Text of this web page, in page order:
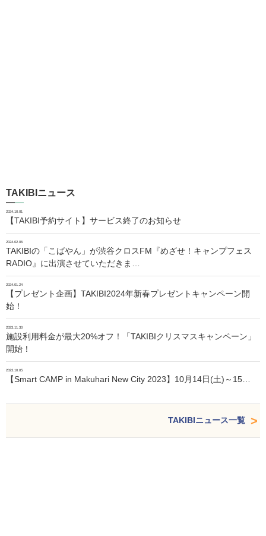
TAKIBIニュース
2024.10.01
【TAKIBI予約サイト】サービス終了のお知らせ
2024.02.06
TAKIBIの「こばやん」が渋谷クロスFM『めざせ！キャンプフェス
RADIO』に出演させていただきま…
2024.01.24
【プレゼント企画】TAKIBI2024年新春プレゼントキャンペーン開
始！
2023.11.30
施設利用料金が最大20%オフ！「TAKIBIクリスマスキャンペーン」
開始！
2023.10.05
【Smart CAMP in Makuhari New City 2023】10月14日(土)～15…
TAKIBIニュース一覧